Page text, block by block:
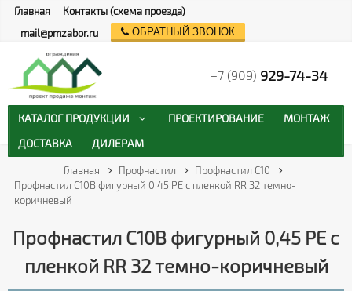
Главная Профнастил
Профнастил С10
Профнастил С10B фигурный 0,45 PE с пленкой RR 32 темно-
коричневый
Профнастил С10B фигурный 0,45 PE с
пленкой RR 32 темно-коричневый
Главная
Контакты (схема проезда)
mail@pmzabor.ru
ОБРАТНЫЙ ЗВОНОК
+7 (909) 929-74-34
КАТАЛОГ ПРОДУКЦИИ ПРОЕКТИРОВАНИЕ
МОНТАЖ
ДОСТАВКА
ДИЛЕРАМ